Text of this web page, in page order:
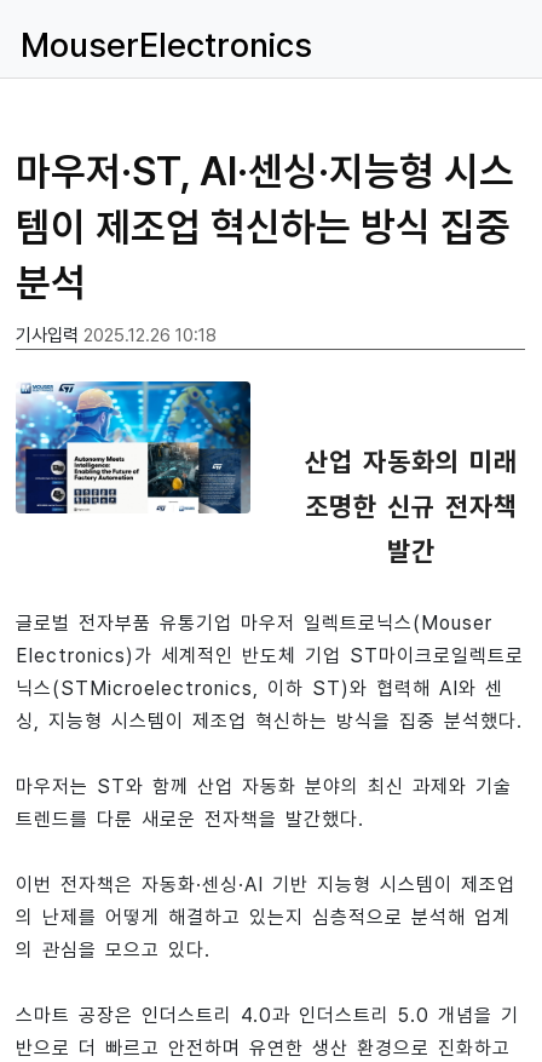
MouserElectronics
마우저·ST, AI·센싱·지능형 시스
템이 제조업 혁신하는 방식 집중
분석
기사입력 2025.12.26 10:18
산업 자동화의 미래
조명한 신규 전자책
발간
글로벌 전자부품 유통기업 마우저 일렉트로닉스(Mouser
Electronics)가 세계적인 반도체 기업 ST마이크로일렉트로
닉스(STMicroelectronics, 이하 ST)와 협력해 AI와 센
싱, 지능형 시스템이 제조업 혁신하는 방식을 집중 분석했다.
마우저는 ST와 함께 산업 자동화 분야의 최신 과제와 기술
트렌드를 다룬 새로운 전자책을 발간했다.
이번 전자책은 자동화·센싱·AI 기반 지능형 시스템이 제조업
의 난제를 어떻게 해결하고 있는지 심층적으로 분석해 업계
의 관심을 모으고 있다.
스마트 공장은 인더스트리 4.0과 인더스트리 5.0 개념을 기
반으로 더 빠르고 안전하며 유연한 생산 환경으로 진화하고